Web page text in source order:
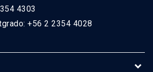
4303
+56 2 2354 4028